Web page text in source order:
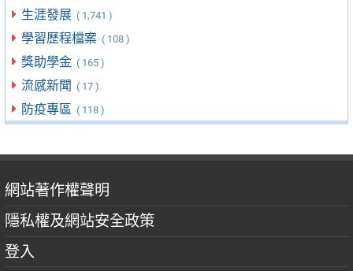
生涯發展 ( 1,741 )
學習歷程檔案 ( 108 )
獎助學金 ( 165 )
流感新聞 ( 17 )
防疫專區 ( 118 )
網站著作權聲明
隱私權及網站安全政策
登入